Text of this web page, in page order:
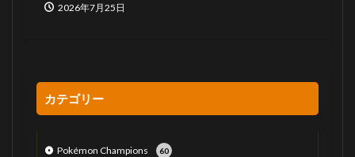
2026年7月25日
カテゴリー
Pokémon Champions 60